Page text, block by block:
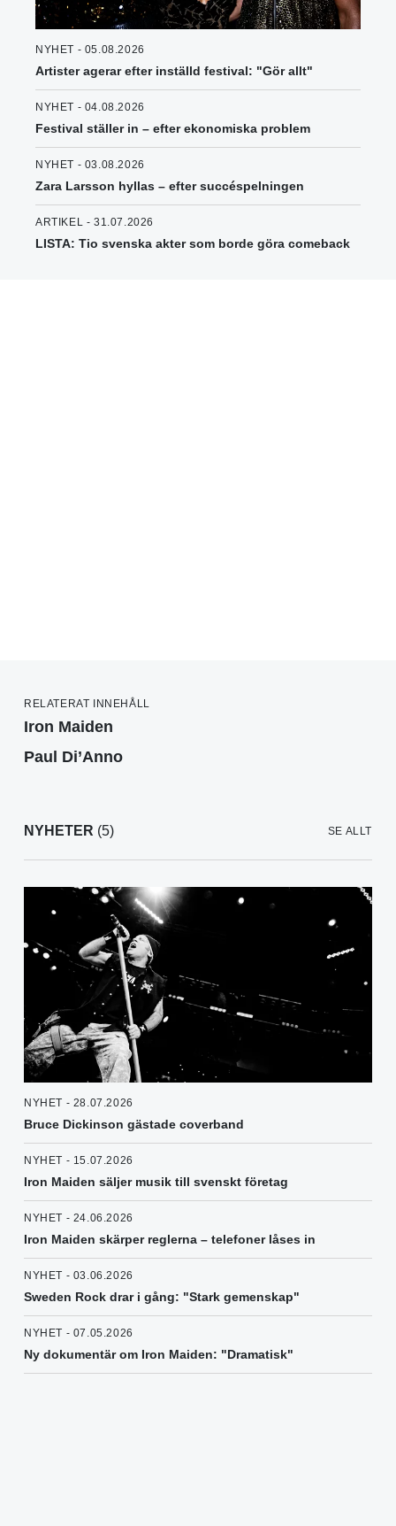
NYHET - 05.08.2026
Artister agerar efter inställd festival: "Gör allt"
NYHET - 04.08.2026
Festival ställer in – efter ekonomiska problem
NYHET - 03.08.2026
Zara Larsson hyllas – efter succéspelningen
ARTIKEL - 31.07.2026
LISTA: Tio svenska akter som borde göra comeback
RELATERAT INNEHÅLL
Iron Maiden
Paul Di’Anno
NYHETER (5) SE ALLT
NYHET - 28.07.2026
Bruce Dickinson gästade coverband
NYHET - 15.07.2026
Iron Maiden säljer musik till svenskt företag
NYHET - 24.06.2026
Iron Maiden skärper reglerna – telefoner låses in
NYHET - 03.06.2026
Sweden Rock drar i gång: "Stark gemenskap"
NYHET - 07.05.2026
Ny dokumentär om Iron Maiden: "Dramatisk"